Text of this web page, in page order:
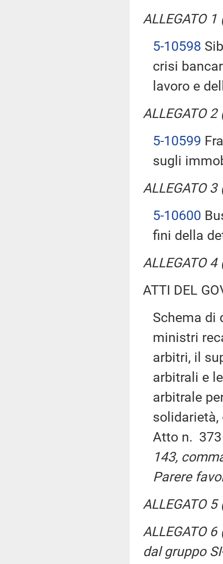
ALLEGATO
5-10598
crisi
lavoro e
ALLEGATO
5-10599
sugli
ALLEGATO
5-10600
fini della
ALLEGATO
ATTI DEL
Schema di
ministri
arbitri, il
arbitrali e
arbitrale
Atto n.
143,
Parere
ALLEGATO
ALLEGATO
dal gruppo